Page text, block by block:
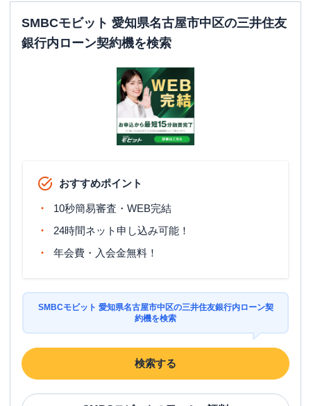
SMBCモビット 愛知県名古屋市中区の三井住友
銀行内ローン契約機を検索
おすすめポイント
10秒簡易審査・WEB完結
24時間ネット申し込み可能！
年会費・入会金無料！
SMBCモビット 愛知県名古屋市中区の三井住友銀行内ローン契
約機を検索
検索する